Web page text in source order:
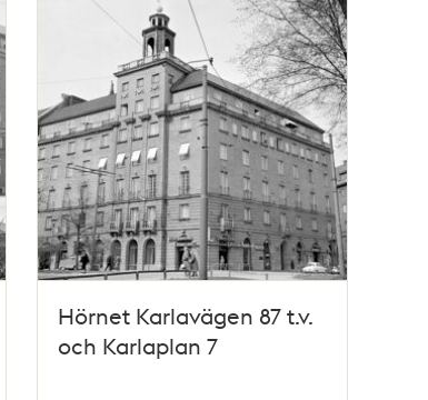
Hörnet Karlavägen 87 t.v.
och Karlaplan 7